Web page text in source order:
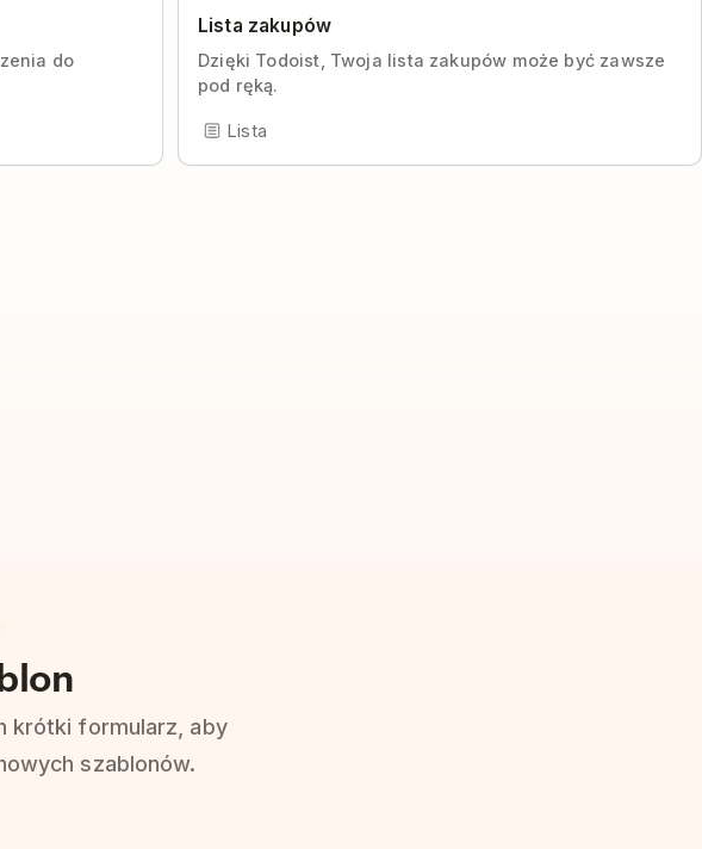
do
Lista zakupów
Dzięki Todoist, Twoja lista zakupów może być zawsze
pod ręką.
Lista
krótki formularz, aby
szablonów.